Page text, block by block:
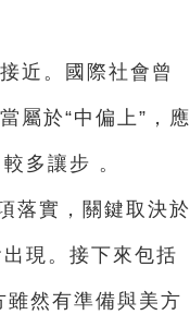
近。國際社會曾
屬於“中偏上”，應
多讓步 。
落實，關鍵取決於
現。接下來包括
然有準備與美方